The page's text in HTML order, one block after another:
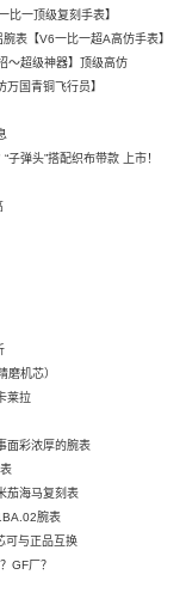
一顶级复刻手表】
表【V6一比一超A高仿手表】
～超级神器】顶级高仿
国青铜飞行员】
弹头”搭配织布带款 上市！
磨机芯）
莱拉
面彩浓厚的腕表
茄海马复刻表
腕表
可与正品互换
GF厂？